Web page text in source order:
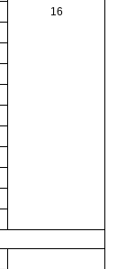
16